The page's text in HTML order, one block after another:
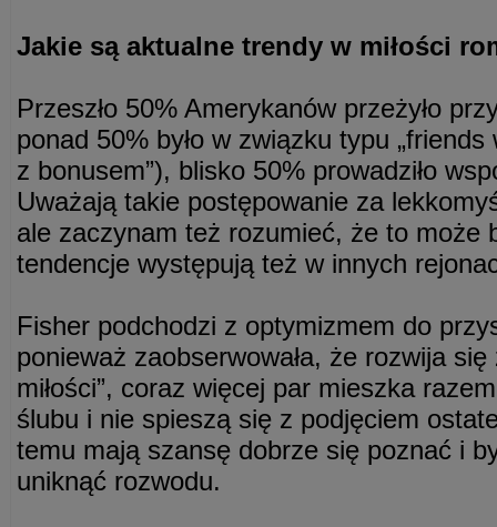
Jakie są aktualne trendy w miłości
Przeszło 50% Amerykanów przeżyło
ponad 50% było w związku typu „friends
z bonusem”), blisko 50% prowadziło
Uważają takie postępowanie za
ale zaczynam też rozumieć, że to może
tendencje występują też w innych
Fisher podchodzi z optymizmem do
ponieważ zaobserwowała, że rozwija się
miłości”, coraz więcej par mieszka
ślubu i nie spieszą się z podjęciem
temu mają szansę dobrze się poznać i
uniknąć rozwodu.